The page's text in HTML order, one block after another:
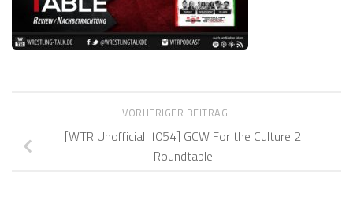
VORHERIGER BEITRAG
[WTR Unofficial #054] GCW For the Culture 2
Roundtable